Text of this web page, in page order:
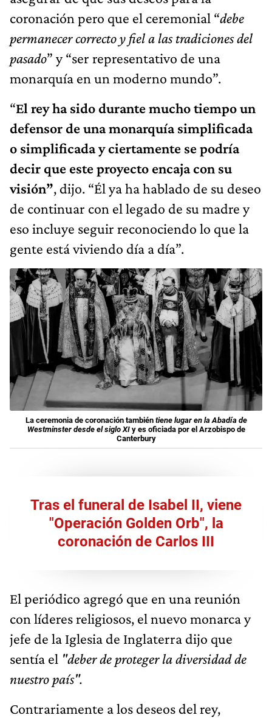
coronación pero que el ceremonial “debe
permanecer correctoy fiel a las tradiciones del
pasado” y “ser representativo de una
monarquía en un moderno mundo”.
“El rey ha sido durante mucho tiempo un
defensor de una monarquía simplificada
o simplificada y ciertamente se podría
decir que este proyecto encaja con su
visión”, dijo. “Él ya ha hablado de su deseo
de continuar con el legado de su madre y
eso incluye seguir reconociendo lo que la
gente está viviendo día a día”.
La ceremonia de coronación también tiene lugar en la Abadía de
Westminster desde el siglo XIy es oficiada por el Arzobispo de
Canterbury
Tras el funeral de Isabel II, viene
"Operación Golden Orb", la
coronación de Carlos III
El periódico agregó que en una reunión
con líderes religiosos, el nuevo monarca y
jefe de la Iglesia de Inglaterra dijo que
sentía el "deber de proteger la diversidad de
nuestro país".
Contrariamente a los deseos del rey,